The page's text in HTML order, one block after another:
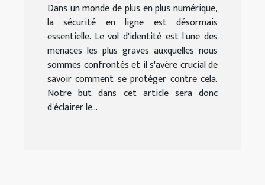
Dans un monde de plus en plus numérique,
la sécurité en ligne est désormais
essentielle. Le vol d'identité est l'une des
menaces les plus graves auxquelles nous
sommes confrontés et il s'avère crucial de
savoir comment se protéger contre cela.
Notre but dans cet article sera donc
d'éclairer le...